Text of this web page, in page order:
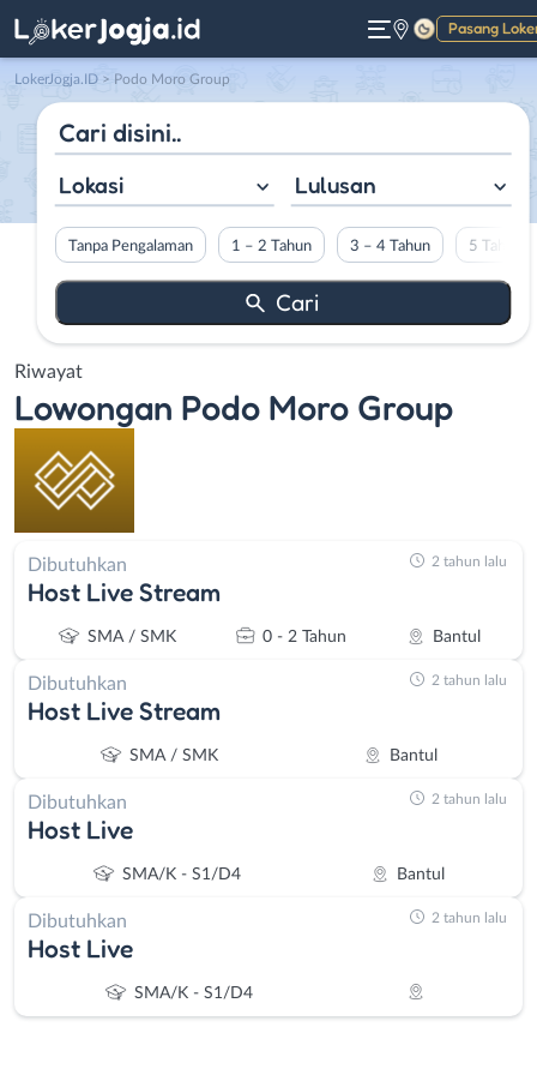
Pasang
Gelap
LokerJogja.ID > Podo Moro Group
Lokasi Lulusan
Tanpa Pengalaman 1 – 2 Tahun 3 – 4 Tahun 5 Tahun
Riwayat
Lowongan Podo Moro Group
Dibutuhkan
Host Live Stream
SMA / SMK 0 - 2 Tahun Bantul
2 tahun lalu
Dibutuhkan
Host Live Stream
SMA / SMK Bantul
2 tahun lalu
Dibutuhkan
Host Live
SMA/K - S1/D4 Bantul
2 tahun lalu
Dibutuhkan
Host Live
SMA/K - S1/D4
2 tahun lalu